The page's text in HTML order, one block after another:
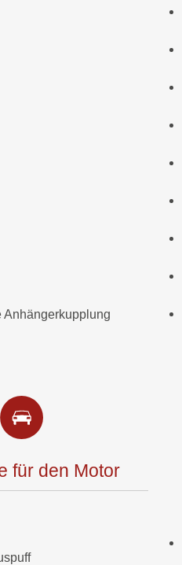
Anhängerkupplung
für den Motor